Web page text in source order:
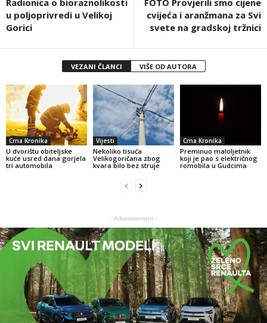
Radionica o bioraznolikosti
u poljoprivredi u Velikoj
Gorici
FOTO Provjerili smo cijene
cvijeća i aranžmana za Svi
svete na gradskoj tržnici
VEZANI ČLANCI VIŠE OD AUTORA
Crna Kronika
U dvorištu obiteljske
kuće usred dana gorjela
tri automobila
Vijesti
Nekoliko tisuća
Velikogoričana zbog
kvara bilo bez struje
Crna Kronika
Preminuo maloljetnik
koji je pao s električnog
romobila u Gudcima
- Advertisement -